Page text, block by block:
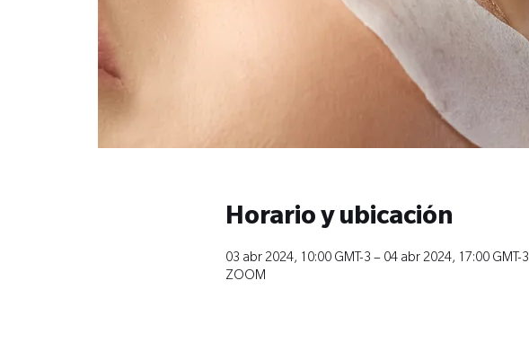
Horario y ubicación
03 abr 2024, 10:00 GMT-3 – 04 abr 2024, 17:00 GMT-3
ZOOM